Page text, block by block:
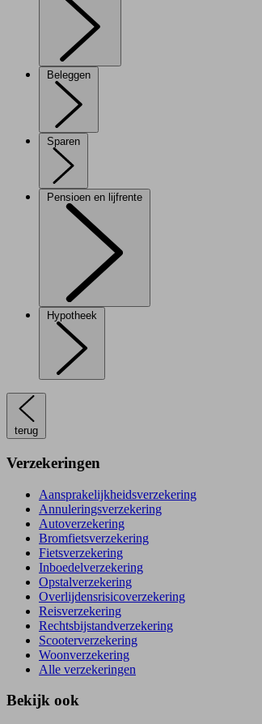
Beleggen
Sparen
Pensioen en lijfrente
Hypotheek
terug
Verzekeringen
Aansprakelijkheidsverzekering
Annuleringsverzekering
Autoverzekering
Bromfietsverzekering
Fietsverzekering
Inboedelverzekering
Opstalverzekering
Overlijdensrisicoverzekering
Reisverzekering
Rechtsbijstandverzekering
Scooterverzekering
Woonverzekering
Alle verzekeringen
Bekijk ook